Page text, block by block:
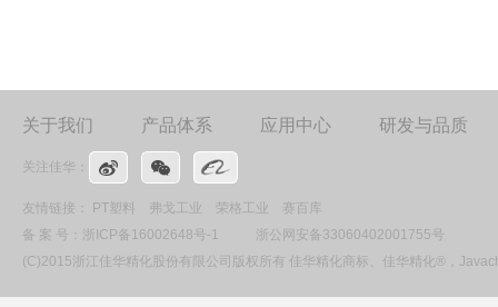
关于我们 产品体系 应用中心 研发与品质
关注佳华：
友情链接： PT塑料 弗戈工业 荣格工业
赛百库
备 案 号： 浙ICP备16002648号-1
浙公网安备33060402001755号
(C)2015浙江佳华精化股份有限公司版权所有 佳华精化商标、佳华精化®，